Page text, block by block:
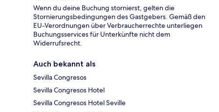
Wenn du deine Buchung stornierst, gelten die
Stornierungsbedingungen des Gastgebers. Gemäß den
EU-Verordnungen über Verbraucherrechte unterliegen
Buchungsservices für Unterkünfte nicht dem
Widerrufsrecht.
Auch bekannt als
Sevilla Congresos
Sevilla Congresos Hotel
Sevilla Congresos Hotel Seville